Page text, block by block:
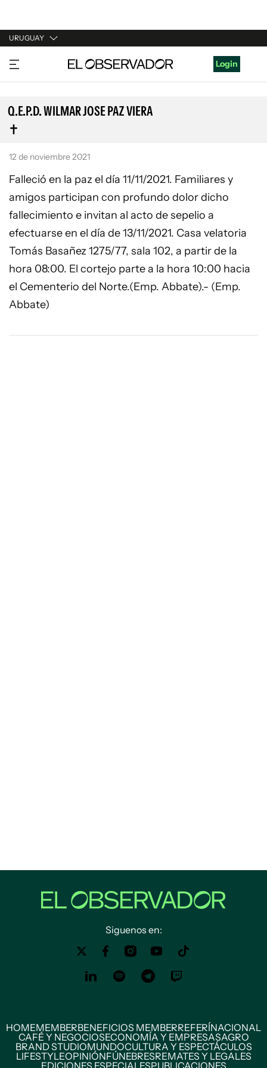
URUGUAY
URUGUAY
ARGENTINA
ESPAÑA
ESTADOS UNIDOS
Login
Q.E.P.D. WILMAR JOSE PAZ VIERA
12 de noviembre 2021
Falleció en la paz el día 11/11/2021. Familiares y
amigos participan con profundo dolor dicho
fallecimiento e invitan al acto de sepelio a
efectuarse en el día de 13/11/2021. Casa velatoria
Tomás Basañez 1275/77, sala 102, a partir de la
hora 08:00. El cortejo parte a la hora 10:00 hacia
el Cementerio del Norte.(Emp. Abbate).- (Emp.
Abbate)
Siguenos en:
HOMEMEMBERBENEFICIOS MEMBERREFERÍNACIONAL
CAFÉ Y NEGOCIOSECONOMÍA Y EMPRESASAGRO
BRAND STUDIOMUNDOCULTURA Y ESPECTÁCULOS
LIFESTYLEOPINIÓNFÚNEBRESREMATES Y LEGALES
EDICIONES ESPECIALESPUBLICACIONES